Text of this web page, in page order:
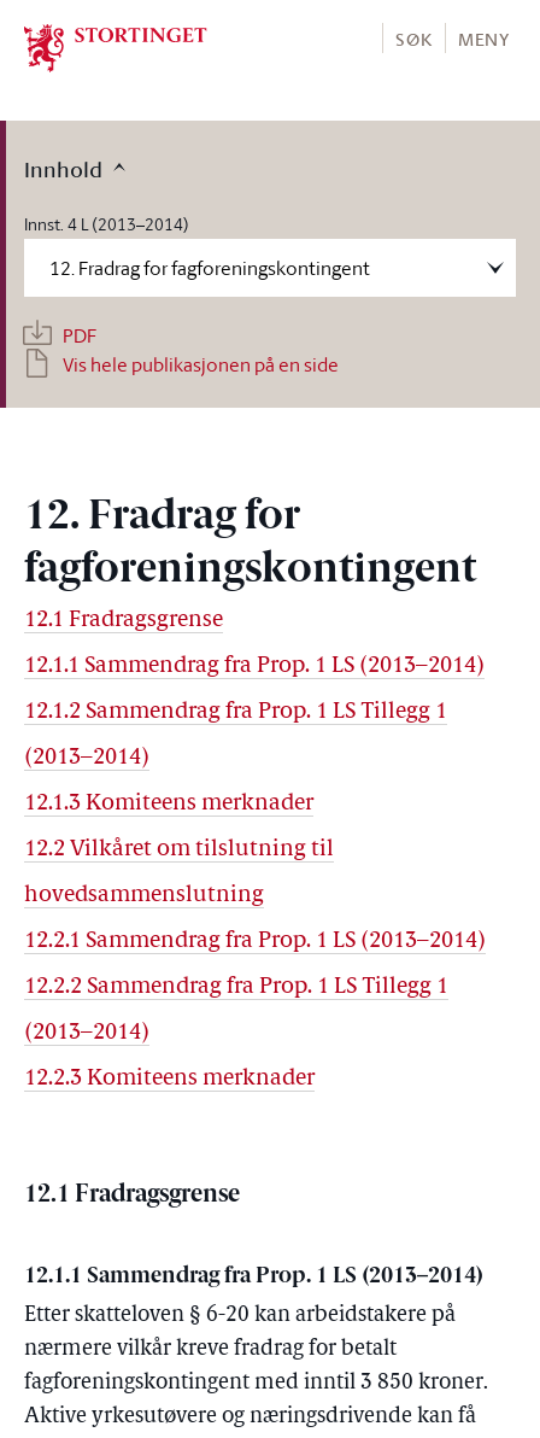
Stortinget.no
SØK MENY
Innhold
Innst. 4 L (2013–2014)
PDF
Vis hele publikasjonen på en side
12. Fradrag for
fagforeningskontingent
12.1 Fradragsgrense
12.1.1 Sammendrag fra Prop. 1 LS (2013–2014)
12.1.2 Sammendrag fra Prop. 1 LS Tillegg 1
(2013–2014)
12.1.3 Komiteens merknader
12.2 Vilkåret om tilslutning til
hovedsammenslutning
12.2.1 Sammendrag fra Prop. 1 LS (2013–2014)
12.2.2 Sammendrag fra Prop. 1 LS Tillegg 1
(2013–2014)
12.2.3 Komiteens merknader
12.1 Fradragsgrense
12.1.1 Sammendrag fra Prop. 1 LS (2013–2014)
Etter skatteloven § 6-20 kan arbeidstakere på
nærmere vilkår kreve fradrag for betalt
fagforeningskontingent med inntil 3 850 kroner.
Aktive yrkesutøvere og næringsdrivende kan få